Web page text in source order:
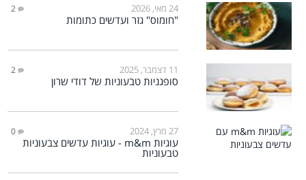
24 מאי, 2026 2
"חומוס" גזר ועדשים כתומות
11 דצמבר, 2025 2
סופגניות טבעוניות של דודי שרון
27 מרץ, 2024 0
עוגיות m&m - עוגיות עדשים צבעוניות
טבעוניות